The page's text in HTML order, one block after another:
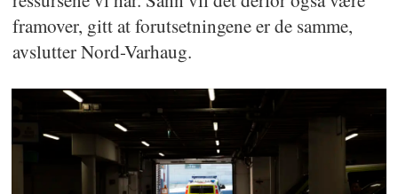
framover, gitt at forutsetningene er de samme,
avslutter Nord-Varhaug.